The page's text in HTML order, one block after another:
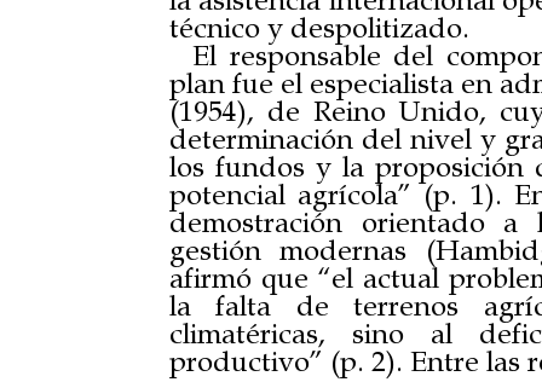
técnico y despolitizado.
El responsable del
plan fue el especialista en
(1954), de Reino Unido,
determinación del nivel y
los fundos y la proposición
potencial agrícola” (p. 1).
demostración orientado
gestión modernas
afirmó que “el actual
la falta de terrenos
climatéricas, sino al
productivo” (p. 2). Entre las